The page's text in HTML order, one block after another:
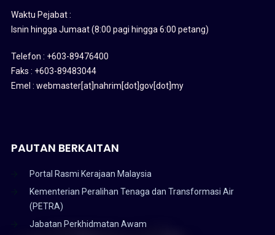
Waktu Pejabat :
Isnin hingga Jumaat (8:00 pagi hingga 6:00 petang)
Telefon : +603-89476400
Faks : +603-89483044
Emel : webmaster[at]nahrim[dot]gov[dot]my
PAUTAN BERKAITAN
Portal Rasmi Kerajaan Malaysia
Kementerian Peralihan Tenaga dan Transformasi Air
(PETRA)
Jabatan Perkhidmatan Awam